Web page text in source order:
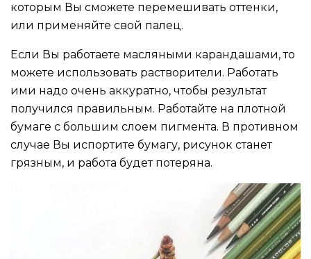
которым Вы сможете перемешивать оттенки,
или применяйте свой палец.
Если Вы работаете масляными карандашами, то
можете использовать растворители. Работать
ими надо очень аккуратно, чтобы результат
получился правильным. Работайте на плотной
бумаге с большим слоем пигмента. В противном
случае Вы испортите бумагу, рисунок станет
грязным, и работа будет потеряна.